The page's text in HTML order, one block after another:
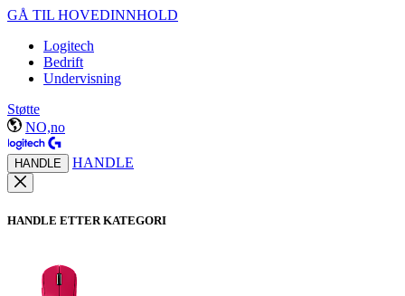
GÅ TIL HOVEDINNHOLD
Logitech
Bedrift
Undervisning
Støtte
NO,no
HANDLE HANDLE
HANDLE ETTER KATEGORI